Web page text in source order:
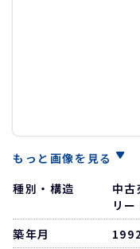
もっと画像を見る
種別・構造
中
リ
築年月